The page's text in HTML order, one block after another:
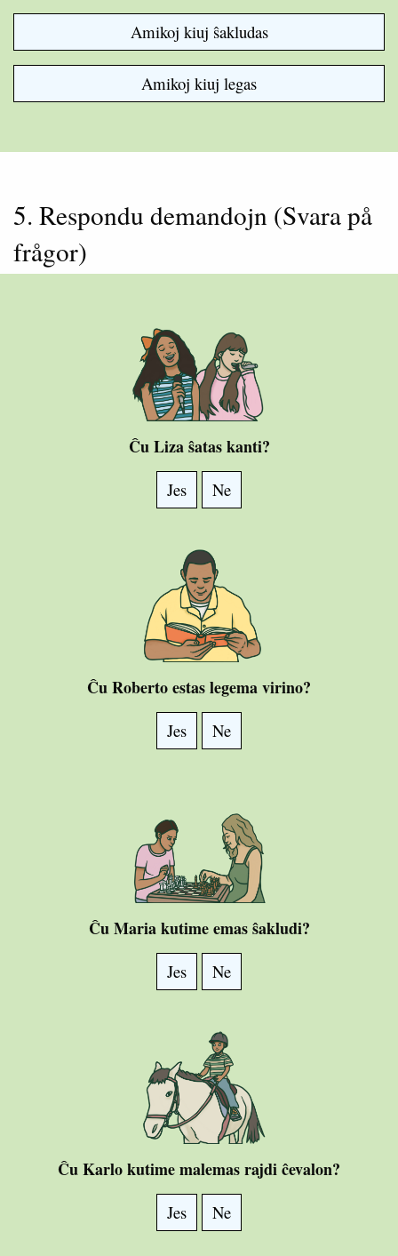
Amikoj kiuj ŝakludas
Amikoj kiuj legas
5. Respondu demandojn (Svara på
frågor)
Ĉu Liza ŝatas kanti?
Jes Ne
Ĉu Roberto estas legema virino?
Jes Ne
Ĉu Maria kutime emas ŝakludi?
Jes Ne
Ĉu Karlo kutime malemas rajdi ĉevalon?
Jes Ne